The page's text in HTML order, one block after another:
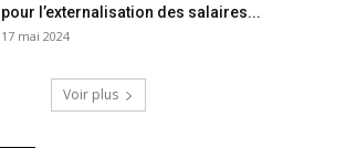
pour l’externalisation des salaires...
17 mai 2024
Voir plus